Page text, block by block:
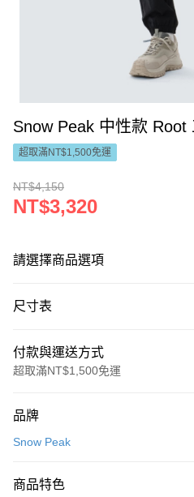
Snow Peak 中性款 Root
超取滿NT$1,500免運
NT$4,150
NT$3,320
請選擇商品選項
尺寸表
付款與運送方式
超取滿NT$1,500免運
信用卡一次付款
Apple Pay
品牌
Snow Peak
商品特色